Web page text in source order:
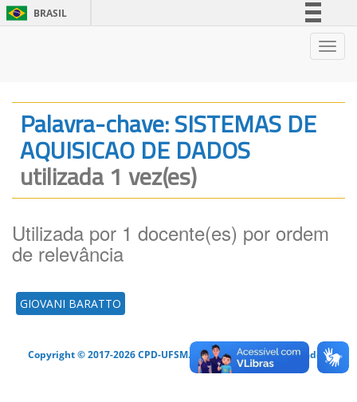
BRASIL
Legislação
Canais
Palavra-chave: SISTEMAS DE
AQUISICAO DE DADOS
utilizada 1 vez(es)
Utilizada por 1 docente(es) por ordem
de relevância
GIOVANI BARATTO
Copyright © 2017-2026 CPD-UFSM. Todos os direitos reservados.